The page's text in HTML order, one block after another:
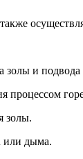
и подвода
процессом
золы.
или дыма.